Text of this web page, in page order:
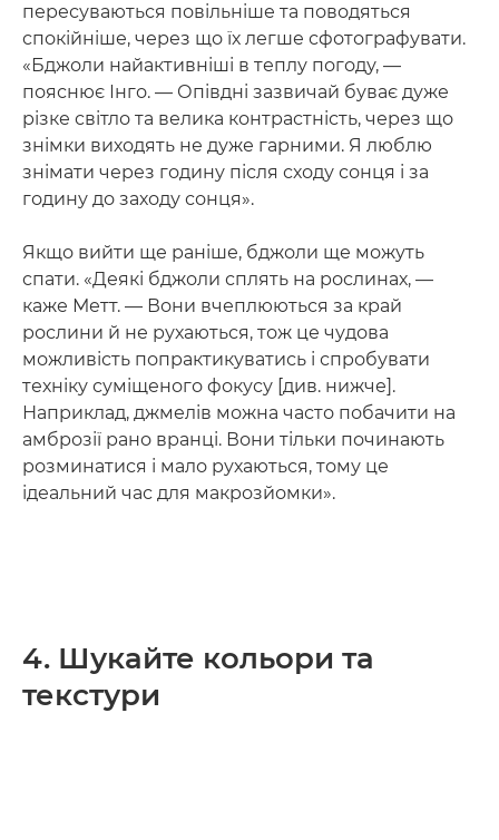
пересуваються повільніше та поводяться
спокійніше, через що їх легше сфотографувати.
«Бджоли найактивніші в теплу погоду, —
пояснює Інго. — Опівдні зазвичай буває дуже
різке світло та велика контрастність, через що
знімки виходять не дуже гарними. Я люблю
знімати через годину після сходу сонця і за
годину до заходу сонця».
Якщо вийти ще раніше, бджоли ще можуть
спати. «Деякі бджоли сплять на рослинах, —
каже Метт. — Вони вчеплюються за край
рослини й не рухаються, тож це чудова
можливість попрактикуватись і спробувати
техніку суміщеного фокусу [див. нижче].
Наприклад, джмелів можна часто побачити на
амброзії рано вранці. Вони тільки починають
розминатися і мало рухаються, тому це
ідеальний час для макрозйомки».
4. Шукайте кольори та
текстури